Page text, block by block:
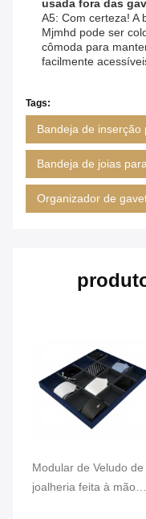
usada fora das
A5: Com certeza! A
Mjmhd pode ser
cômoda para
facilmente
Tags:
Bandeja de
Bandeja de joias
Organizador de
Modular de Veludo de
joalheria feita à mão